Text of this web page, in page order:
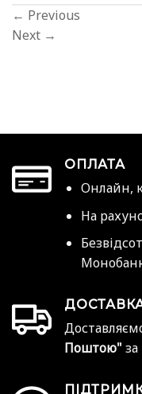
← Previous
Next →
ОПЛАТА
Онлайн,
На
Поштою"